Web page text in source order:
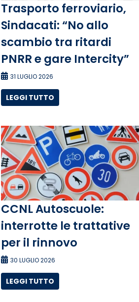
Trasporto ferroviario,
Sindacati: “No allo
scambio tra ritardi
PNRR e gare Intercity”
31 LUGLIO 2026
LEGGI TUTTO
CCNL Autoscuole:
interrotte le trattative
per il rinnovo
30 LUGLIO 2026
LEGGI TUTTO